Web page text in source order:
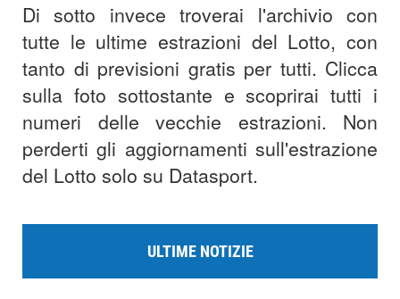
Di sotto invece troverai l'archivio con
tutte le ultime estrazioni del Lotto, con
tanto di previsioni gratis per tutti. Clicca
sulla foto sottostante e scoprirai tutti i
numeri delle vecchie estrazioni. Non
perderti gli aggiornamenti sull'estrazione
del Lotto solo su Datasport.
ULTIME NOTIZIE